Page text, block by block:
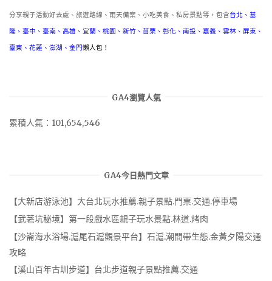
分享親子活動好去處、旅遊路線、雨天備案、小吃美食、私房景點等，包含台北 、 基
隆 、 臺中 、 臺南 、 高雄 、 宜蘭 、 桃園 、 新竹 、 苗栗 、 彰化 、 南投 、 嘉義 、 雲林 、 屏東 、
臺東 、 花蓮 、 澎湖 、 金門懶人包！
GA4瀏覽人氣
累積人氣：101,654,546
GA4今日熱門文章
【大新店游泳池】大台北玩水推薦.親子景點.門票.交通.停車場
【武荖坑秘境】第一段戲水區親子玩水景點.林道.烤肉
【沙崙海水浴場.滬尾石滬觀景平台】石滬.潮間帶生態.金黃夕陽交通
攻略
【溪山百年古圳步道】台北步道親子景點推薦.交通